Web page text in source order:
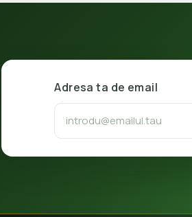
Adresa ta de email